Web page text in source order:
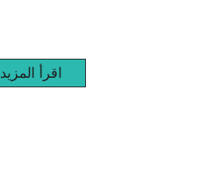
اقرأ المزيد